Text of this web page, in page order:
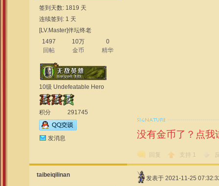
签到天数: 1819 天
连续签到: 1 天
[LV.Master]伴坛终老
1497
回帖
10万
金币
0
精华
10级 Undefeatable Hero
积分 291745
发消息 没有金币了？点我
回复 支持 1
taibeiqilinan
发表于 2021-11-25